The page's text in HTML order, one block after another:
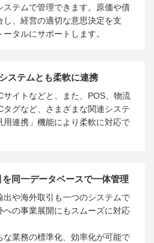
ステムで管理できます。原価や債
、経営の適切な意思決定を支
タルにサポートします。
ステムとも柔軟に連携
サイトなどと、また、POS、物流
グなど、さまざまな関連システ
用連携」機能により柔軟に対応で
同一データベースで一体管理
出や海外取引も一つのシステムで
の事業展開にもスムーズに対応
な業務の標準化、効率化が可能で